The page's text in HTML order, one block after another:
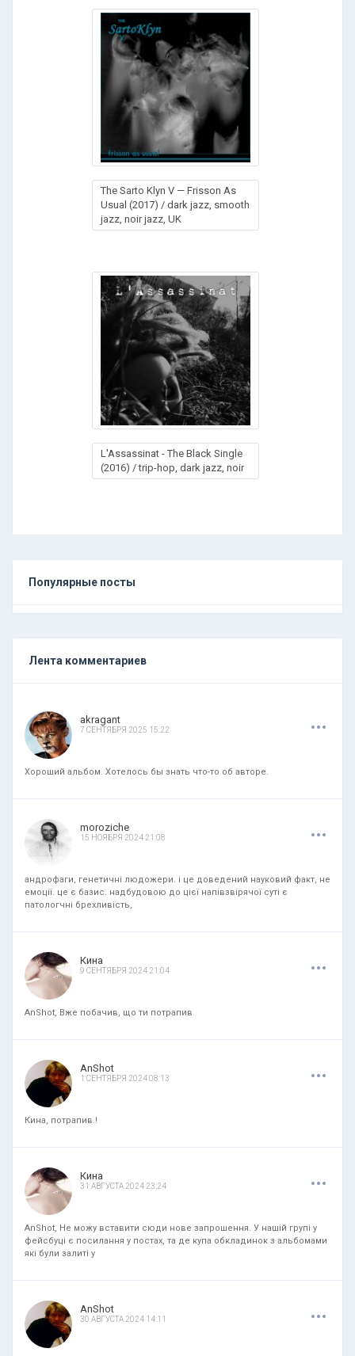
The Sarto Klyn V — Frisson As
Usual (2017) / dark jazz, smooth
jazz, noir jazz, UK
L'Assassinat - The Black Single
(2016) / trip-hop, dark jazz, noir
Популярные посты
Лента комментариев
akragant
7 СЕНТЯБРЯ 2025 15:22 ...
Хороший альбом. Хотелось бы знать что-то об авторе.
moroziche
15 НОЯБРЯ 2024 21:08 ...
андрофаги, генетичні людожери. і це доведений науковий факт, не
емоції. це є базис. надбудовою до цієї напівзвірячої суті є
патологчні брехливість,
Кина
9 СЕНТЯБРЯ 2024 21:04 ...
AnShot, Вже побачив, що ти потрапив
AnShot
1 СЕНТЯБРЯ 2024 08:13 ...
Кина, потрапив.!
Кина
31 АВГУСТА 2024 23:24 ...
AnShot, Не можу вставити сюди нове запрошення. У нашій групі у
фейсбуці є посилання у постах, та де купа обкладинок з альбомами
які були залиті у
AnShot
30 АВГУСТА 2024 14:11 ...